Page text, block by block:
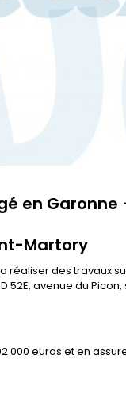
en Garonne
Martory
réaliser des travaux
52E, avenue du
000 euros et en